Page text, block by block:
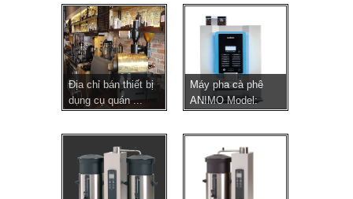
Địa chỉ bán thiết bị
dụng cụ quán ...
Máy pha cà phê
ANIMO Model: